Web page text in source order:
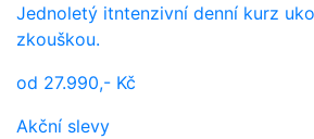
Jednoletý itntenzivní denní kurz
zkouškou.
od 27.990,- Kč
Akční slevy